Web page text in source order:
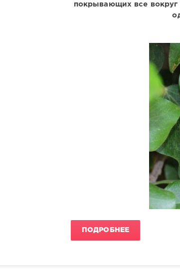
покрывающих все вокруг
ПОДРОБНЕЕ